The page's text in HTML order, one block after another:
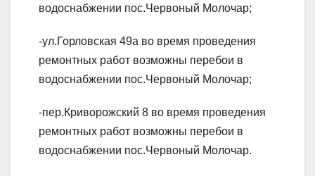
водоснабжении пос.Червоный Молочар;
-ул.Горловская 49а во время проведения
ремонтных работ возможны перебои в
водоснабжении пос.Червоный Молочар;
-пер.Криворожский 8 во время проведения
ремонтных работ возможны перебои в
водоснабжении пос.Червоный Молочар.